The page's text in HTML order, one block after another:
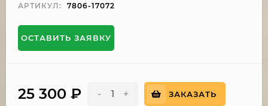
АРТИКУЛ: 7806-17072
ОСТАВИТЬ ЗАЯВКУ
25 300 ₽ - + ЗАКАЗАТЬ